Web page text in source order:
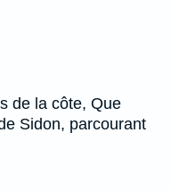
de la côte, Que
Sidon, parcourant